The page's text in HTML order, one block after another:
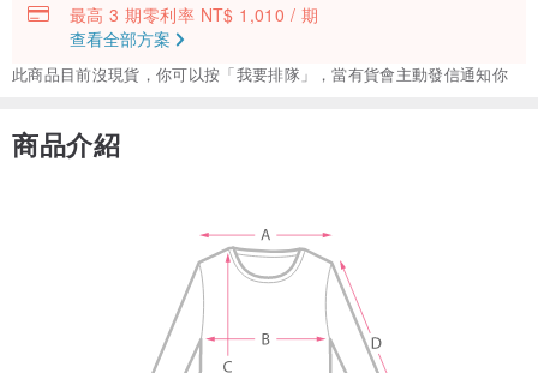
最高 3 期零利率 NT$ 1,010 / 期
查看全部方案
此商品目前沒現貨，你可以按「我要排隊」，當有貨會主動發信通知你
商品介紹